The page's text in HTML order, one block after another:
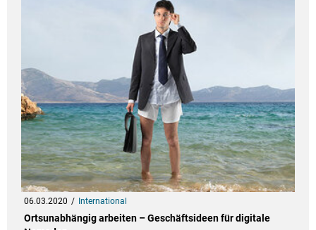
06.03.2020 International
Ortsunabhängig arbeiten – Geschäftsideen für digitale